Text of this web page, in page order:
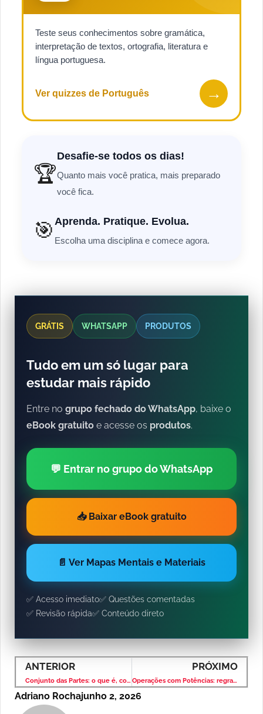
Teste seus conhecimentos sobre gramática,
interpretação de textos, ortografia, literatura e
língua portuguesa.
Ver quizzes de Português →
🏆
Desafie-se todos os dias!
Quanto mais você pratica, mais preparado
você fica.
🎯 Aprenda. Pratique. Evolua.
Escolha uma disciplina e comece agora.
GRÁTIS WHATSAPP PRODUTOS
Tudo em um só lugar para
estudar mais rápido
Entre no grupo fechado do WhatsApp, baixe o
eBook gratuito e acesse os produtos.
💬 Entrar no grupo do WhatsApp
📥 Baixar eBook gratuito
📄 Ver Mapas Mentais e Materiais
✅ Acesso imediato✅ Questões comentadas
✅ Revisão rápida✅ Conteúdo direto
ANTERIOR
Conjunto das Partes: o que é, como calcular e exercícios resolvidos
PRÓXIMO
Operações com Potências: regras, propriedades e exercícios resolvidos
Adriano Rochajunho 2, 2026